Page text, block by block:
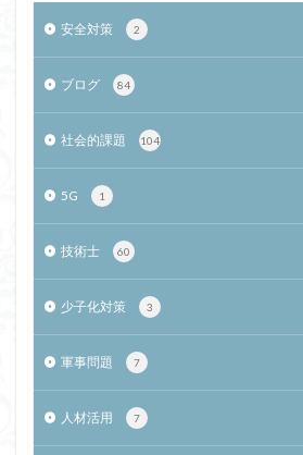
安全対策 2
ブログ 84
社会的課題 104
5G 1
技術士 60
少子化対策 3
軍事問題 7
人材活用 7